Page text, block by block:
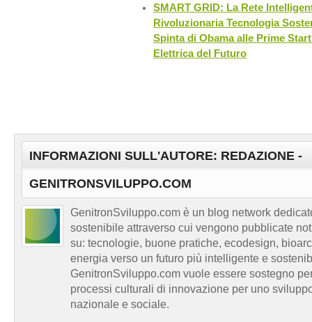
SMART GRID: La Rete
Rivoluzionaria Tecnologia
Spinta di Obama alle Prime
Elettrica del Futuro
INFORMAZIONI SULL'AUTORE: REDAZIONE -
GENITRONSVILUPPO.COM
GenitronSviluppo.com è un blog network
sostenibile attraverso cui vengono pubblicate
su: tecnologie, buone pratiche, ecodesign,
energia verso un futuro più intelligente e
GenitronSviluppo.com vuole essere sostegno
processi culturali di innovazione per uno
nazionale e sociale.